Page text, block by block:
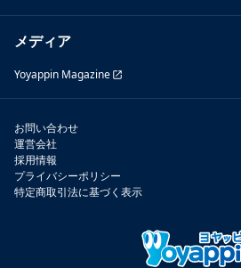
メディア
Yoyappin Magazine
お問い合わせ
運営会社
採用情報
プライバシーポリシー
特定商取引法に基づく表示